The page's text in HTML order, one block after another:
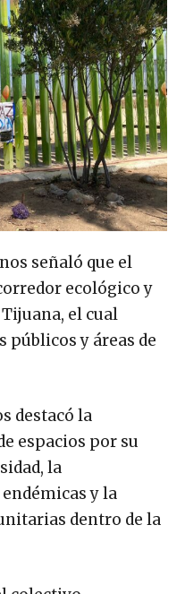
señaló que el
ecológico y
el cual
públicos y áreas de
destacó la
espacios por su
la
y la
dentro de la